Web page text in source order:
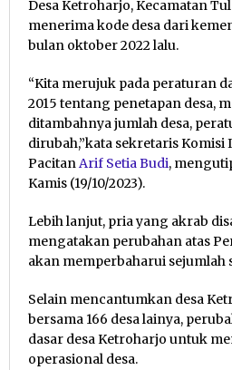
Desa Ketroharjo, Kecamatan
menerima kode desa dari
bulan oktober 2022 lalu.
“Kita merujuk pada peraturan
2015 tentang penetapan desa,
ditambahnya jumlah desa,
dirubah,”kata sekretaris Komisi
PacitanArif Setia Budi,
Kamis (19/10/2023).
Lebih lanjut, pria yang akrab
mengatakan perubahan atas
akan memperbaharui sejumlah
Selain mencantumkan desa
bersama 166 desa lainya,
dasar desa Ketroharjo untuk
operasional desa.